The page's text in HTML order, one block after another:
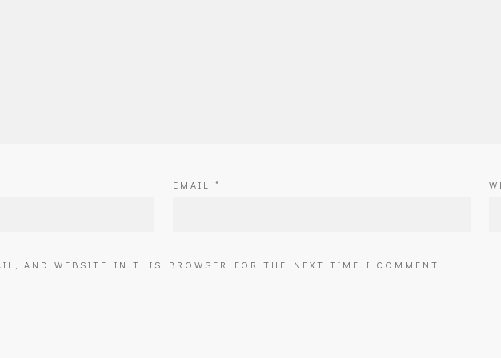
EMAIL *
AND WEBSITE IN THIS BROWSER FOR THE NEXT TIME I COMMENT.